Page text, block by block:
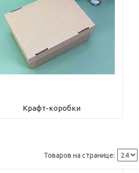
Крафт-коробки